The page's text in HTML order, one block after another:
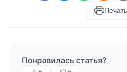
Печать
Понравилась статья?